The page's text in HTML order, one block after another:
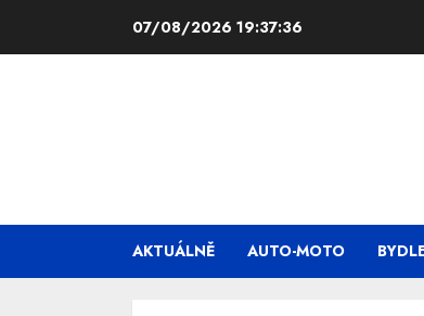
07/08/2026 19:37:37
AKTUÁLNĚ AUTO-MOTO